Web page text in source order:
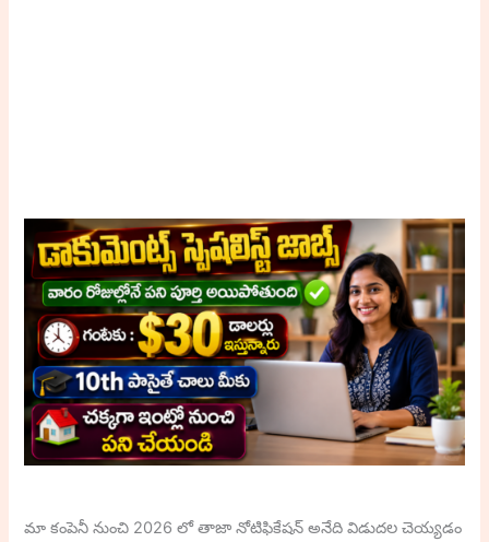
మా కంపెనీ నుంచి 2026 లో తాజా నోటిఫికేషన్ అనేది విడుదల చెయ్యడం